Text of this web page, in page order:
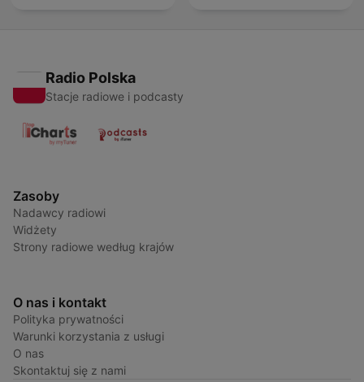
Radio Polska
Stacje radiowe i podcasty
Zasoby
Nadawcy radiowi
Widżety
Strony radiowe według krajów
O nas i kontakt
Polityka prywatności
Warunki korzystania z usługi
O nas
Skontaktuj się z nami